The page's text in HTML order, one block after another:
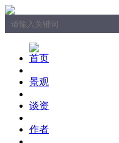
首页
景观
谈资
作者